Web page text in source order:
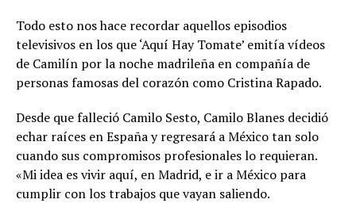
Todo esto nos hace recordar aquellos episodios
televisivos en los que ‘Aquí Hay Tomate’ emitía vídeos
de Camilín por la noche madrileña en compañía de
personas famosas del corazón como Cristina Rapado.
Desde que falleció Camilo Sesto, Camilo Blanes decidió
echar raíces en España y regresará a México tan solo
cuando sus compromisos profesionales lo requieran.
«Mi idea es vivir aquí, en Madrid, e ir a México para
cumplir con los trabajos que vayan saliendo.